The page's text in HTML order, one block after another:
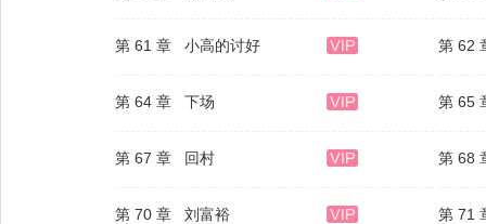
第 61 章 小高的讨好 第 62
第 64 章 下场 第 65
第 67 章 回村 第 68
第 70 章 刘富裕 第 71